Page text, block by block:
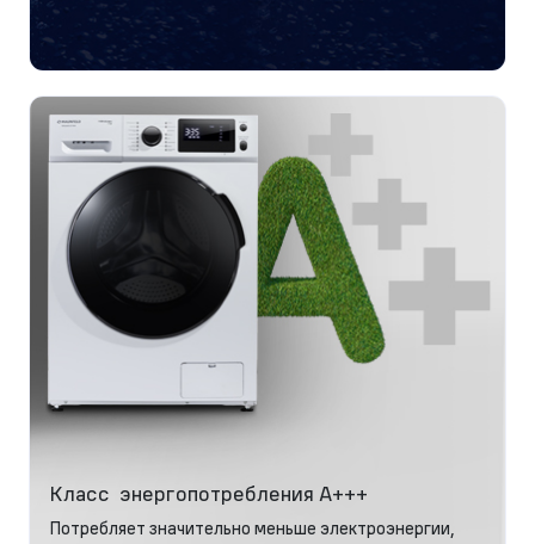
Класс энергопотребления А+++
Потребляет значительно меньше электроэнергии,